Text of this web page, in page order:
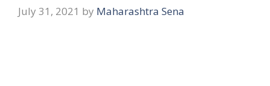
July 31, 2021 by Maharashtra Sena